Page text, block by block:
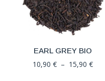
EARL GREY BIO
10,90 € – 15,90 €